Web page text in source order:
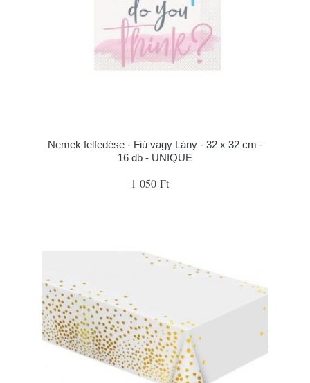
Nemek felfedése - Fiú vagy Lány - 32 x 32 cm -
16 db - UNIQUE
1 050 Ft